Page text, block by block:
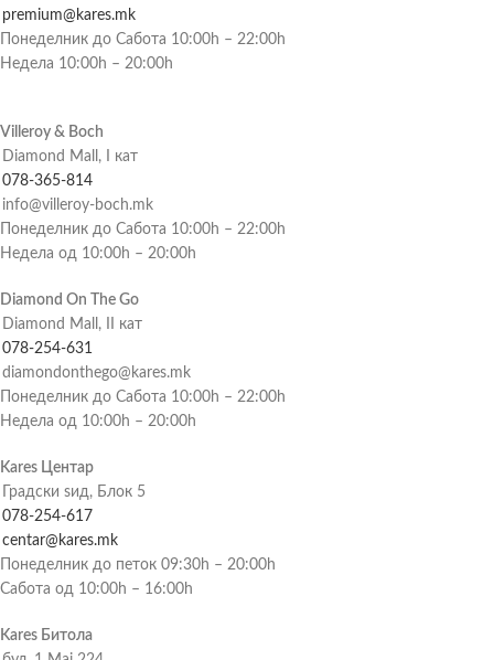
premium@kares.mk
Понеделник до Сабота 10:00h – 22:00h
Недела 10:00h – 20:00h
Villeroy & Boch
Diamond Mall, I кат
078-365-814
info@villeroy-boch.mk
Понеделник до Сабота 10:00h – 22:00h
Недела од 10:00h – 20:00h
Diamond On The Go
Diamond Mall, II кат
078-254-631
diamondonthego@kares.mk
Понеделник до Сабота 10:00h – 22:00h
Недела од 10:00h – 20:00h
Kares Центар
Градски ѕид, Блок 5
078-254-617
centar@kares.mk
Понеделник до петок 09:30h – 20:00h
Сабота од 10:00h – 16:00h
Kares Битола